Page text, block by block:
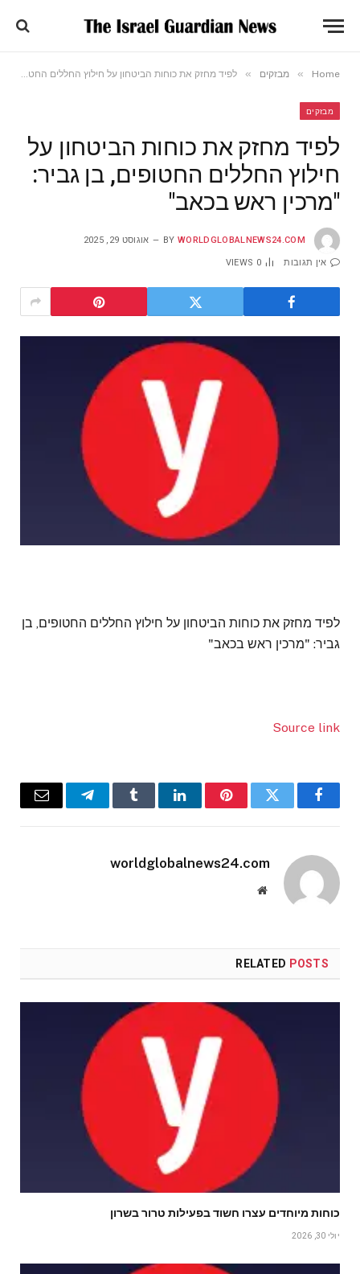
Home
» מבזקים » לפיד מחזק את כוחות הביטחון על חילוץ החללים החטופים, בן גביר: "מרכין ראש בכאב"
מבזקים
לפיד מחזק את כוחות הביטחון על
חילוץ החללים החטופים, בן גביר:
"מרכין ראש בכאב"
BY WORLDGLOBALNEWS24.COM אוגוסט 29, 2025
אין תגובות 0
VIEWS
לפיד מחזק את כוחות הביטחון על חילוץ החללים החטופים, בן
גביר: "מרכין ראש בכאב"
Source link
Facebook
Twitter
Pinterest
LinkedIn
Tumblr
Telegram
Email
worldglobalnews24.com
Website
RELATED POSTS
כוחות מיוחדים עצרו חשוד בפעילות טרור בשרון
יולי 30, 2026